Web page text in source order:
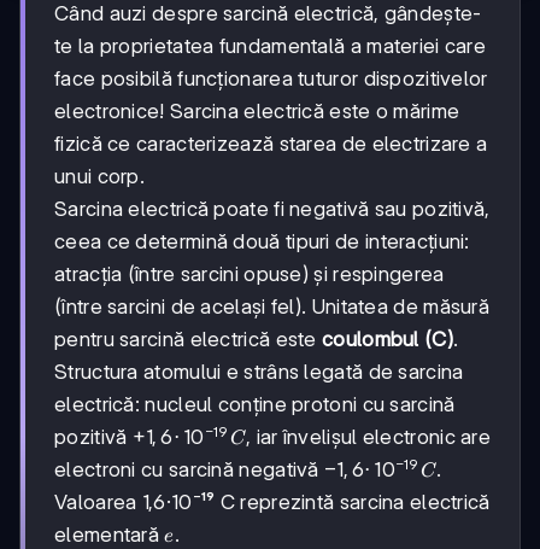
Când auzi despre sarcină electrică, gândește-
te la proprietatea fundamentală a materiei care
face posibilă funcționarea tuturor dispozitivelor
electronice! Sarcina electrică este o mărime
fizică ce caracterizează starea de electrizare a
unui corp.
Sarcina electrică poate fi negativă sau pozitivă,
ceea ce determină două tipuri de interacțiuni:
atracția (între sarcini opuse) și respingerea
(între sarcini de același fel). Unitatea de măsură
pentru sarcină electrică estecoulombul (C).
Structura atomului e strâns legată de sarcina
electrică: nucleul conține protoni cu sarcină
pozitivă +1,6·10⁻¹⁹
C
+1, 6⋅ 10 −19 C, iar învelișul electronic are
electroni cu sarcină negativă -1,6·10⁻¹⁹
C
−1, 6⋅ 10−19 C.
Valoarea 1,6·10⁻¹⁹ C reprezintă sarcina electrică
elementarăe
e.